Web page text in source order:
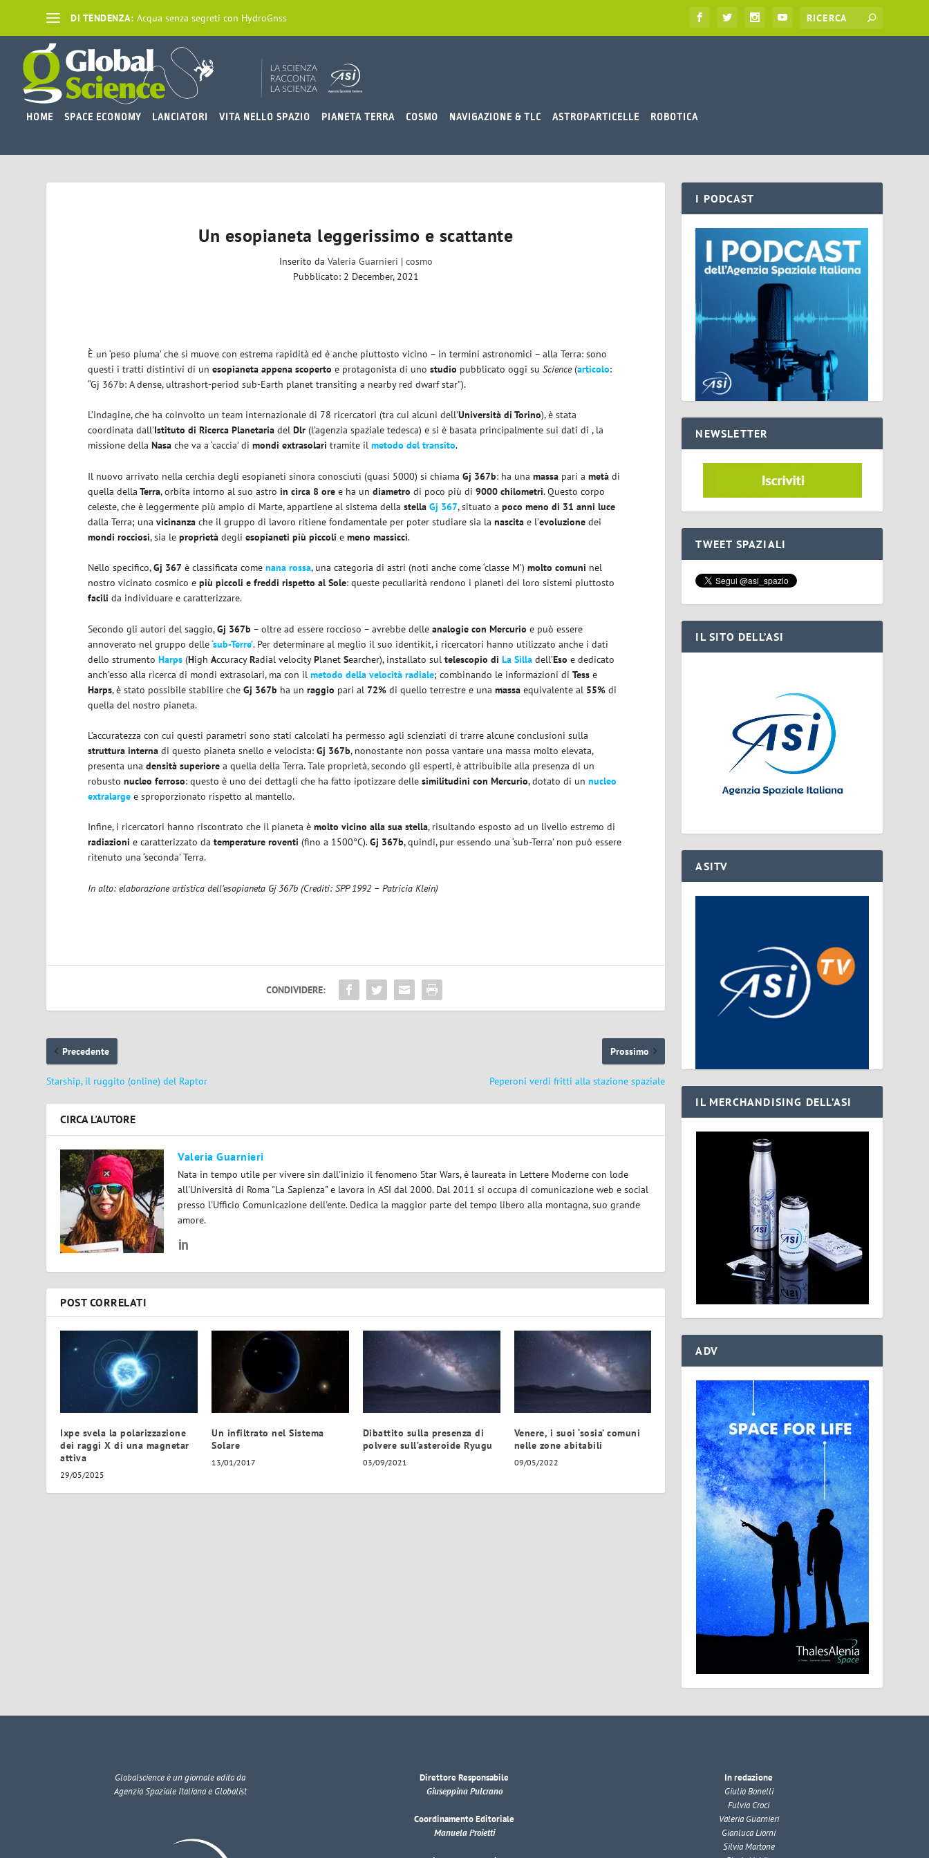
DI TENDENZA: Acqua senza segreti con HydroGnss
HOME SPACE ECONOMY LANCIATORI VITA NELLO SPAZIO PIANETA TERRA COSMO NAVIGAZIONE & TLC ASTROPARTICELLE ROBOTICA
Un esopianeta leggerissimo e scattante
Inserito da Valeria Guarnieri | cosmo
Pubblicato: 2 December, 2021
È un ‘peso piuma’ che si muove con estrema rapidità ed è anche piuttosto vicino – in termini astronomici – alla Terra: sono
questi i tratti distintivi di unesopianeta appena scoperto e protagonista di unostudio pubblicato oggi suScience(articolo:
“Gj 367b: A dense, ultrashort-period sub-Earth planet transiting a nearby red dwarf star”).
L’indagine, che ha coinvolto un team internazionale di 78 ricercatori (tra cui alcuni dell’Università di Torino), è stata
coordinata dall’Istituto di Ricerca Planetaria delDlr (l’agenzia spaziale tedesca) e si è basata principalmente sui dati di , la
missione dellaNasa che va a ‘caccia’ dimondi extrasolari tramite ilmetodo del transito.
Il nuovo arrivato nella cerchia degli esopianeti sinora conosciuti (quasi 5000) si chiamaGj 367b: ha unamassa pari ametàdi
quella della Terra, orbita intorno al suo astroin circa 8 ore e ha undiametro di poco più di9000 chilometri. Questo corpo
celeste, che è leggermente più ampio di Marte, appartiene al sistema dellastellaGj 367, situato a poco meno di 31 anni luce
dalla Terra; una vicinanza che il gruppo di lavoro ritiene fondamentale per poter studiare sia lanascita e l’evoluzione dei
mondi rocciosi, sia leproprietà degliesopianeti più piccoli emeno massicci.
Nello specifico,Gj 367 è classificata comenana rossa, una categoria di astri (noti anche come ‘classe M’)molto comuni nel
nostro vicinato cosmico epiù piccoli e freddi rispetto al Sole: queste peculiarità rendono i pianeti dei loro sistemi piuttosto
facili da individuare e caratterizzare.
Secondo gli autori del saggio,Gj 367b – oltre ad essere roccioso – avrebbe delleanalogie con Mercurio e può essere
annoverato nel gruppo delle‘sub-Terre’. Per determinare al meglio il suo identikit, i ricercatori hanno utilizzato anche i dati
dello strumentoHarps (HighAccuracyRadial velocityPlanetSearcher), installato sultelescopio diLa Silla dell’Eso e dedicato
anch’esso alla ricerca di mondi extrasolari, ma con il metodo della velocità radiale; combinando le informazioni diTess e
Harps, è stato possibile stabilire cheGj 367b ha unraggio pari al 72% di quello terrestre e unamassa equivalente al 55% di
quella del nostro pianeta.
L’accuratezza con cui questi parametri sono stati calcolati ha permesso agli scienziati di trarre alcune conclusioni sulla
struttura interna di questo pianeta snello e velocista:Gj 367b, nonostante non possa vantare una massa molto elevata,
presenta unadensità superiore a quella della Terra. Tale proprietà, secondo gli esperti, è attribuibile alla presenza di un
robustonucleo ferroso: questo è uno dei dettagli che ha fatto ipotizzare dellesimilitudini con Mercurio, dotato di unnucleo
extralarge e sproporzionato rispetto al mantello.
Infine, i ricercatori hanno riscontrato che il pianeta èmolto vicino alla sua stella, risultando esposto ad un livello estremo di
radiazioni e caratterizzato datemperature roventi (fino a 1500°C).Gj 367b, quindi, pur essendo una ‘sub-Terra’ non può essere
ritenuto una ‘seconda’ Terra.
In alto: elaborazione artistica dell’esopianeta Gj 367b (Crediti: SPP 1992 – Patricia Klein)
CONDIVIDERE:
Precedente
Starship, il ruggito (online) del Raptor
Prossimo
Peperoni verdi fritti alla stazione spaziale
CIRCA L'AUTORE
Valeria Guarnieri
Nata in tempo utile per vivere sin dall'inizio il fenomeno Star Wars, è laureata in Lettere Moderne con lode
all'Università di Roma "La Sapienza" e lavora in ASI dal 2000. Dal 2011 si occupa di comunicazione web e social
presso l'Ufficio Comunicazione dell'ente. Dedica la maggior parte del tempo libero alla montagna, suo grande
amore.
POST CORRELATI
Ixpe svela la polarizzazione
dei raggi X di una magnetar
attiva
29/05/2025
Un infiltrato nel Sistema
Solare
13/01/2017
Dibattito sulla presenza di
polvere sull’asteroide Ryugu
03/09/2021
Venere, i suoi ‘sosia’ comuni
nelle zone abitabili
09/05/2022
I PODCAST
NEWSLETTER
TWEET SPAZIALI
IL SITO DELL’ASI
ASITV
IL MERCHANDISING DELL’ASI
ADV
Globalscienceè un giornale edito da
Agenzia Spaziale Italiana e Globalist
Direttore Responsabile
Giuseppina Pulcrano
Coordinamento Editoriale
Manuela Proietti
In redazione
Giulia Bonelli
Fulvia Croci
Valeria Guarnieri
Gianluca Liorni
Silvia Martone